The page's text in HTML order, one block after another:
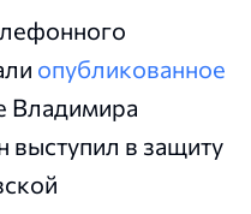
опубликованное
Владимира
в защиту